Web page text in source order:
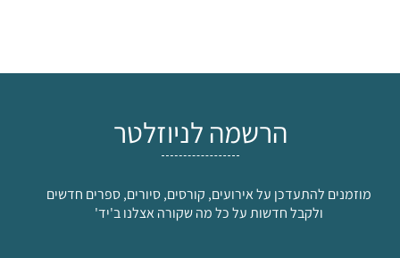
הרשמה לניוזלטר
מוזמנים להתעדכן על אירועים, קורסים, סיורים, ספרים חדשים
ולקבל חדשות על כל מה שקורה אצלנו ב'יד'